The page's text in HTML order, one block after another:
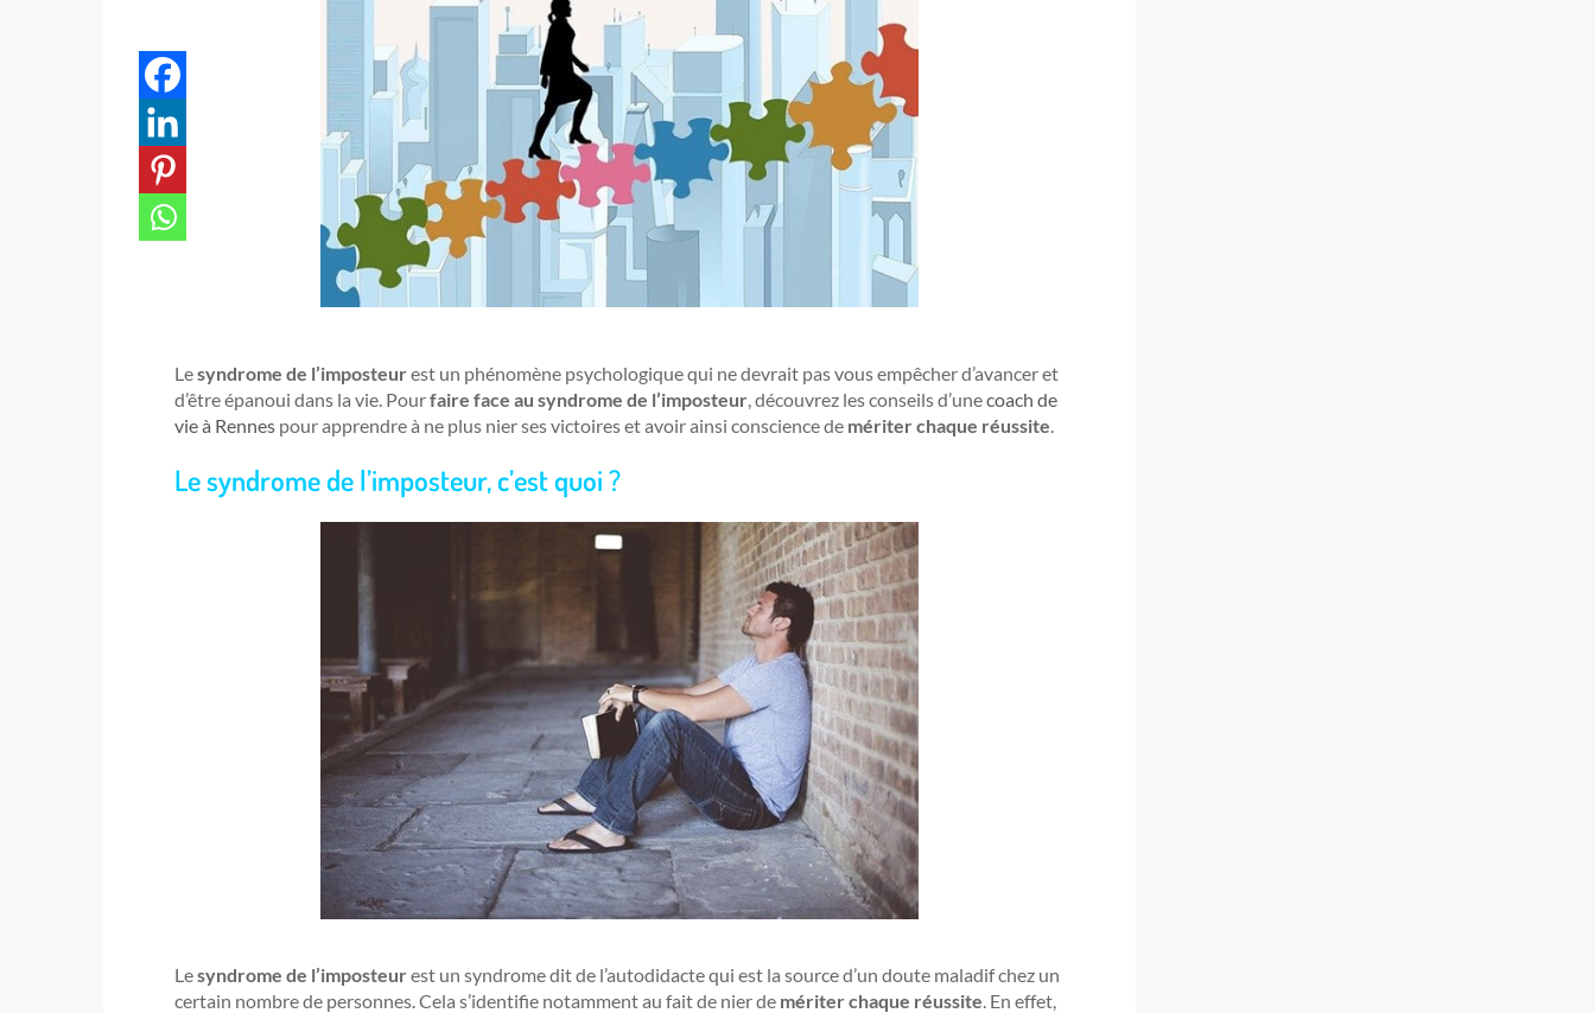
Lesyndrome de l’imposteurest un phénomène psychologique qui ne devrait pas vous empêcher d’avancer et
d’être épanoui dans la vie. Pourfaire face au syndrome de l’imposteur , découvrez les conseils d’unecoach de
vie à Rennes pour apprendre à ne plus nier ses victoires et avoir ainsi conscience de mériter chaque réussite
Le syndrome de l’imposteur, c’est quoi ?
Lesyndrome de l’imposteurest un syndrome dit de l’autodidacte qui est la source d’un doute maladif chez un
certain nombre de personnes. Cela s’identifie notamment au fait de nier de mériter chaque réussite. En effet,